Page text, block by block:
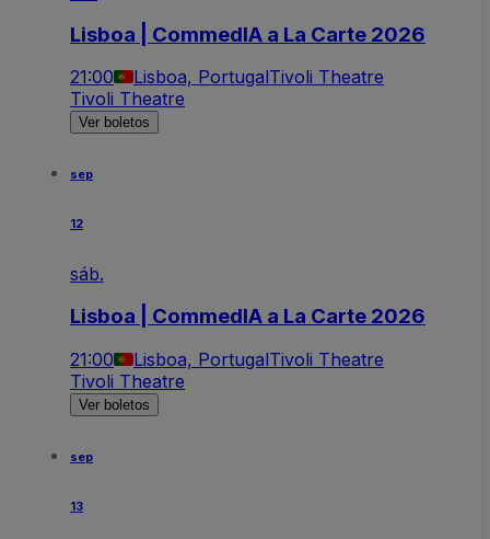
Lisboa | CommedIA a La Carte 2026
21:00 Lisboa, PortugalTivoli Theatre
Tivoli Theatre
Ver boletos
sep
12
sáb.
Lisboa | CommedIA a La Carte 2026
21:00 Lisboa, PortugalTivoli Theatre
Tivoli Theatre
Ver boletos
sep
13